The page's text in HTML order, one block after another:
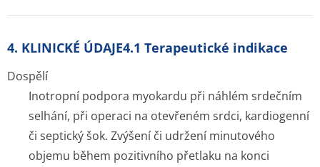
4. KLINICKÉ ÚDAJE4.1 Terapeutické indikace
Dospělí
Inotropní podpora myokardu při náhlém srdečním
selhání, při operaci na otevřeném srdci, kardiogenní
či septický šok. Zvýšení či udržení minutového
objemu během pozitivního přetlaku na konci